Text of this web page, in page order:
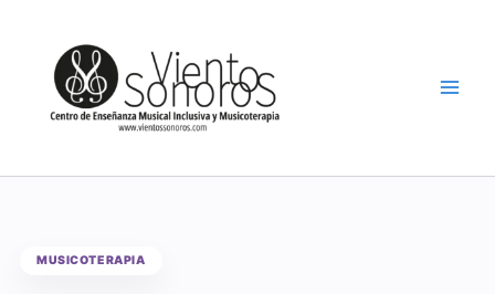
contenido
MUSICOTERAPIA